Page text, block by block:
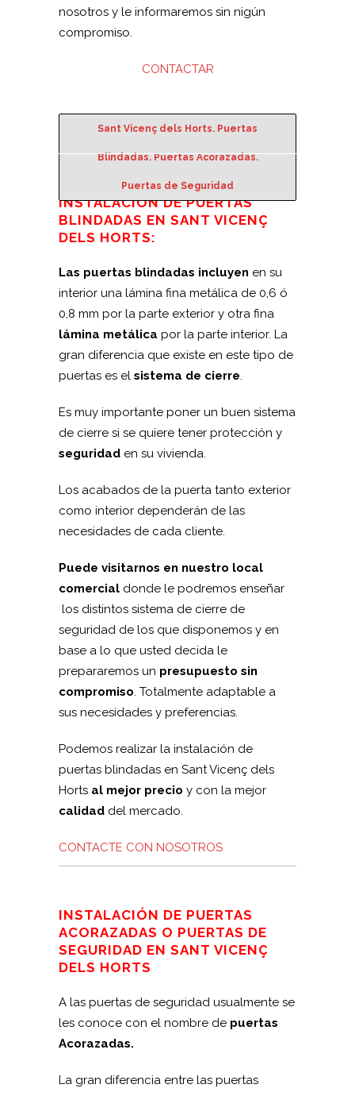
nosotros y le informaremos sin nigún
compromiso.
CONTACTAR
Sant Vicenç dels Horts. Puertas
Blindadas. Puertas Acorazadas.
Puertas de Seguridad
INSTALACIÓN DE PUERTAS
BLINDADAS EN SANT VICENÇ
DELS HORTS:
Las puertas blindadas incluyen en su
interior una lámina fina metálica de 0,6 ó
0,8 mm por la parte exterior y otra fina
lámina metálica por la parte interior. La
gran diferencia que existe en este tipo de
puertas es el sistema de cierre.
Es muy importante poner un buen sistema
de cierre si se quiere tener protección y
seguridad en su vivienda.
Los acabados de la puerta tanto exterior
como interior dependerán de las
necesidades de cada cliente.
Puede visitarnos en nuestro local
comercial donde le podremos enseñar
los distintos sistema de cierre de
seguridad de los que disponemos y en
base a lo que usted decida le
prepararemos un presupuesto sin
compromiso. Totalmente adaptable a
sus necesidades y preferencias.
Podemos realizar la instalación de
puertas blindadas en Sant Vicenç dels
Horts al mejor precio y con la mejor
calidad del mercado.
CONTACTE CON NOSOTROS
INSTALACIÓN DE PUERTAS
ACORAZADAS O PUERTAS DE
SEGURIDAD EN SANT VICENÇ
DELS HORTS
A las puertas de seguridad usualmente se
les conoce con el nombre de puertas
Acorazadas.
La gran diferencia entre las puertas